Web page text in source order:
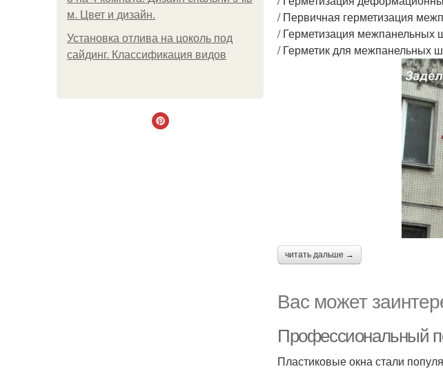
м. Цвет и дизайн.
Установка отлива на цоколь под
сайдинг. Классификация видов
/ Первичная герметизация
/ Герметизация межпанельных
/ Герметик для межпанельных
читать дальше →
Вас может
Профессиональный
Пластиковые окна стали